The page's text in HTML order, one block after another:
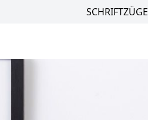
SCHRIFTZÜGE